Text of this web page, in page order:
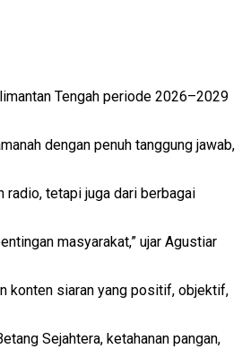
Tengah periode 2026–2029
dengan penuh tanggung jawab,
tetapi juga dari berbagai
masyarakat,” ujar Agustiar
konten siaran yang positif, objektif,
Sejahtera, ketahanan pangan,